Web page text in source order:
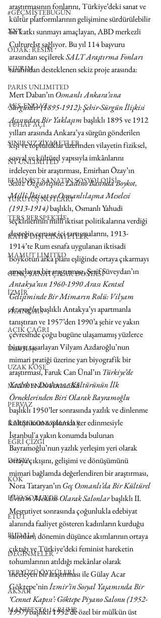
#GEÇMİŞTEBUGÜN
XXY
ODAK: RESİM
KIVRIM
PARIS UNLIMITED
AKS-ENDAZ
TUHAF AÇI
SINIRSIZ ZİYARETLER
NY UNLIMITED
FEMİNİST SANATIN SOSYOLOJİSİ
YÜRÜYÜŞ NOTLARI
TERS PERSPEKTİF
KAYIT DIŞI CİNAYETLER
MAMUT LIMITED
GENÇ SANATÇILAR DOSYASI
İZMİR
FRANÇAIS
AÇIK ÇAĞRI
Uzak Köşe
UZAK KÖŞE
MADDENİN HALLERİ
PERVAZ
KARŞI-KONUŞMALAR
EĞRİ ÇİZGİ
DOSYA
KÖK
HUO SORUYOR
ETÜT
BUDALA
DEĞİNMELER
YERYÜZÜ ÖYKÜLERİ
AKSAK
MANIFESTA 16 RUHR
araştırmasının fonlarını, Türkiye’deki sanat ve
kültür platformlarının gelişimine sürdürülebilir
bir katkı sunmayı amaçlayan, ABD merkezli
CultureIst sağlıyor. Bu yıl 114 başvuru
arasından seçilerek SALT Araştırma Fonları
tarafından desteklenen sekiz proje arasında:
Mert Daban’ın Osmanlı Ankara’sına
Sürgünler (1895-1912): Şehir-Sürgün İlişkisi
Açısından Bir Yaklaşım başlıklı 1895 ve 1912
yılları arasında Ankara’ya sürgün gönderilen
kişi ve topluluklar üzerinden vilayetin fiziksel,
sosyal ve kültürel yapısıyla imkânlarını
irdeleyen bir araştırması, Emirhan Özay’ın
Sessiz Özgürleşme: Ladino Basında Boykot,
Millî İktisat ve Osmanlılaşma Meselesi
(1913-1914) başlıklı, Osmanlı Yahudi
seçkinlerinin millî iktisat politikalarına verdiği
desteğin cemaat içi tartışmalarını, 1913-
1914’te Rum esnafa uygulanan iktisadi
boykotun arka planı eşliğinde ortaya çıkarmayı
amaçlayan bir araştırması, Şerif Süveydan’ın
Antakya’nın 1960-1990 Arası Kentsel
Gelişiminde Bir Mimarın Rolü: Vilyam
Azaroğlu başlıklı Antakya’yı apartmanla
tanıştıran ve 1957’den 1990’a şehir ve yakın
çevresinde çoğu bugüne ulaşamamış yüzlerce
binayı tasarlayan Vilyam Azdaroğlu’nun
mimari pratiği üzerine yarı biyografik bir
araştırması, Faruk Can Ünal’ın Türkiye’de
Yazlık ve Dinlenme Kültürünün İlk
Örneklerinden Biri Olarak Bayramoğlu
başlıklı 1950’ler sonrasında yazlık ve dinlenme
kültürünün toplumda yer edinmesiyle
İstanbul'a yakın konumda bulunan
Bayramoğlu’nun yazlık yerleşim yeri olarak
ortaya çıkışını, gelişimi ve dönüşümünü
mimari bağlamda değerlendiren bir araştırması,
Nora Tataryan’ın Geç Osmanlı’da Bir Kültürel
Üretim Mekânı Olarak Salonlar başlıklı II.
Meşrutiyet sonrasında çoğunlukla edebiyat
alanında faaliyet gösteren kadınların kurduğu
salonları, dönemin düşünce akımlarının ortaya
çıktığı ve Türkiye’deki feminist hareketin
tohumlarının atıldığı mekânlar olarak
inceleyen bir araştırması ile Gülay Acar
Göktepe’nin İzmir’in Sosyal Yaşamında Bir
‘Cennet Kapısı’: Göktepe Piyano Salonu (1952-
1957) başlıklı 1952’de özel bir mülkün üst